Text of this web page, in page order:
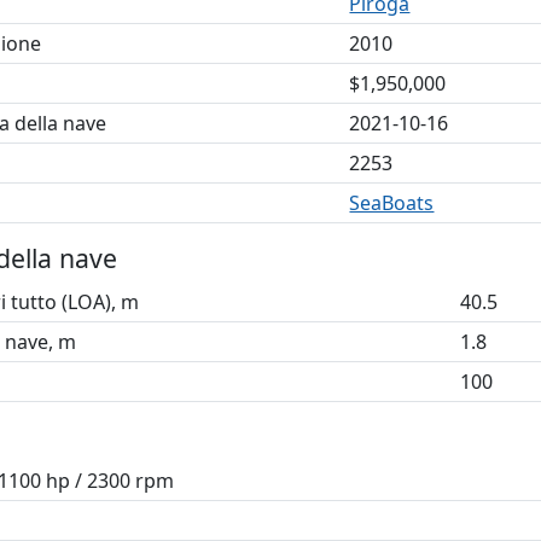
2010
$1,950,000
della nave
2021-10-16
2253
SeaBoats
nave
tutto (LOA), m
40.5
m
1.8
100
hp / 2300 rpm